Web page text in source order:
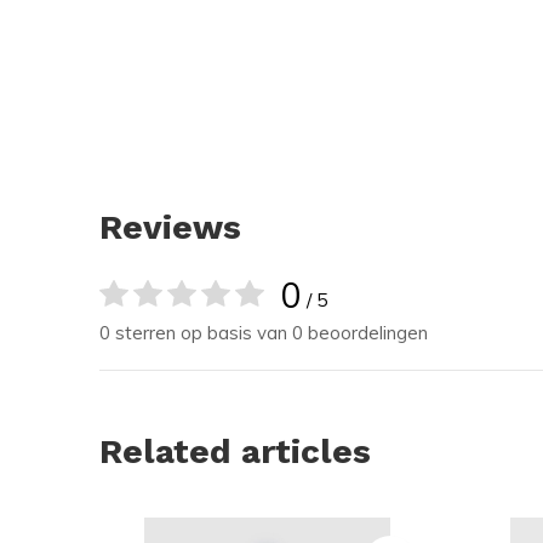
Reviews
0 / 5
0 sterren op basis van 0 beoordelingen
Related articles